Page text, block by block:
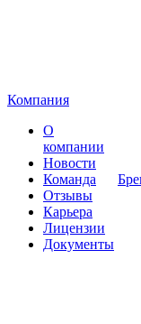
Компания
О
компании
Новости
Команда
Отзывы
Карьера
Лицензии
Документы